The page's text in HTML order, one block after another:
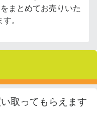
まとめてお売りいた
。
取ってもらえます